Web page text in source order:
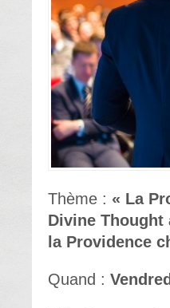
Thème : « La
Divine Thought
la Providence
Quand :